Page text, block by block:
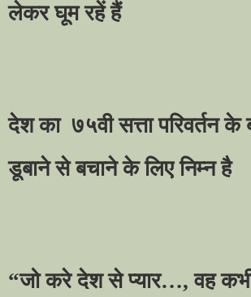
लेकर घूम रहें हैं
देश का ७५वी सत्ता परिवर्तन
डूबाने से बचाने के लिए निम्न है
“जो करे देश से प्यार…,वह